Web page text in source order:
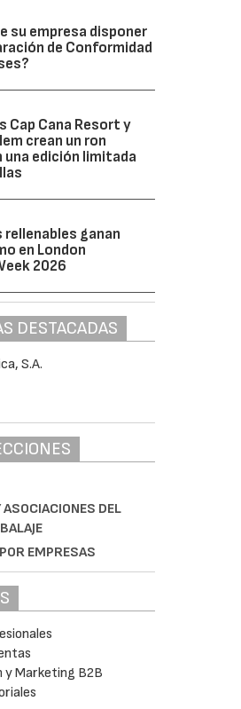
su empresa disponer
de Conformidad
Cap Cana Resort y
crean un ron
una edición limitada
rellenables ganan
en London
2026
DESTACADAS
DEL
EMPRESAS
y Marketing B2B